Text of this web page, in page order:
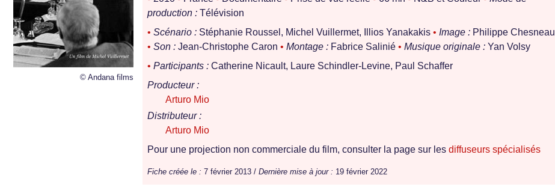
© Andana films
production : Télévision
• Scénario : Stéphanie Roussel, Michel Vuillermet, Illios Yanakakis • Image : Philippe Chesneau
• Son : Jean-Christophe Caron • Montage : Fabrice Salinié • Musique originale : Yan Volsy
• Participants : Catherine Nicault, Laure Schindler-Levine, Paul Schaffer
Producteur :
Arturo Mio
Distributeur :
Arturo Mio
Pour une projection non commerciale du film, consulter la page sur les diffuseurs spécialisés
Fiche créée le : 7 février 2013 / Dernière mise à jour : 19 février 2022